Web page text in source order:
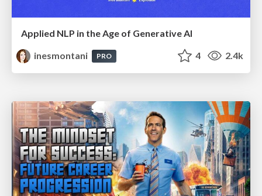
Applied NLP in the Age of Generative AI
inesmontani
PRO 4 2.4k